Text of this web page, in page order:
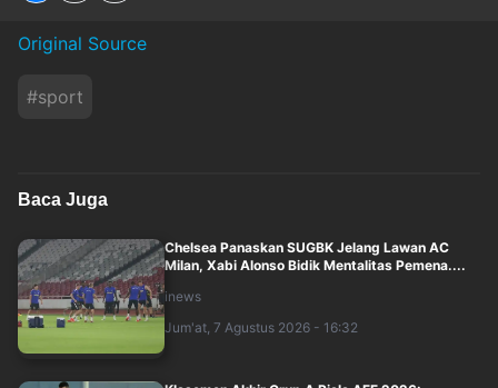
Original Source
#sport
Baca Juga
Chelsea Panaskan SUGBK Jelang Lawan AC
Milan, Xabi Alonso Bidik Mentalitas Pemena....
inews
Jum'at, 7 Agustus 2026 - 16:32